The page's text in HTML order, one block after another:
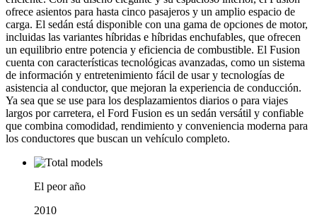
ofrece asientos para hasta cinco pasajeros y un amplio espacio de
carga. El sedán está disponible con una gama de opciones de motor,
incluidas las variantes híbridas e híbridas enchufables, que ofrecen
un equilibrio entre potencia y eficiencia de combustible. El Fusion
cuenta con características tecnológicas avanzadas, como un sistema
de información y entretenimiento fácil de usar y tecnologías de
asistencia al conductor, que mejoran la experiencia de conducción.
Ya sea que se use para los desplazamientos diarios o para viajes
largos por carretera, el Ford Fusion es un sedán versátil y confiable
que combina comodidad, rendimiento y conveniencia moderna para
los conductores que buscan un vehículo completo.
El peor año
2010